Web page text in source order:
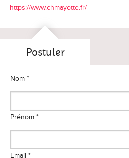
https://www.chmayotte.fr/
Postuler
Nom *
Prénom *
Email *